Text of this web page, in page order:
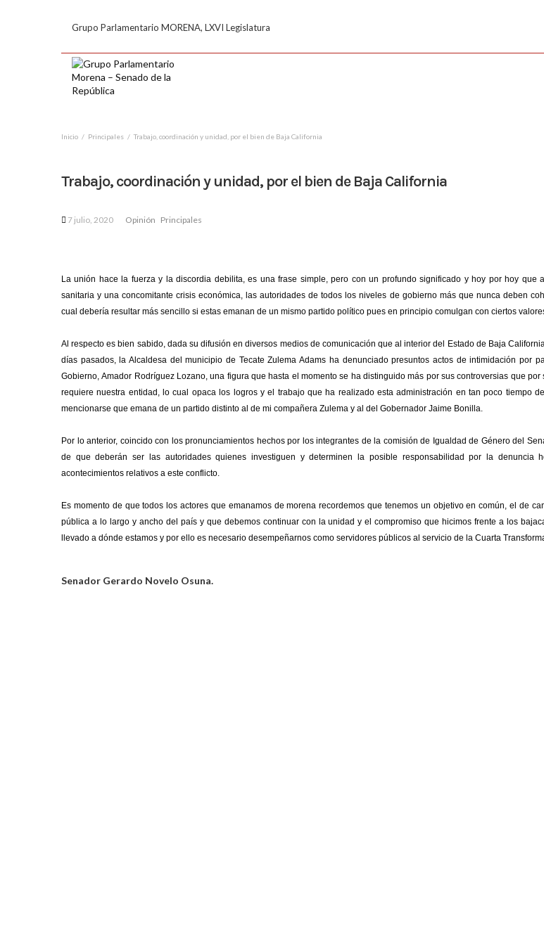
Grupo Parlamentario MORENA, LXVI Legislatura
Inicio Principales Trabajo, coordinación y unidad, por el bien de Baja California
Trabajo, coordinación y unidad, por el bien de Baja California
7 julio, 2020 Opinión Principales
La unión hace la fuerza y la discordia debilita, es una frase simple, pero con un profundo significado y hoy por hoy que
sanitaria y una concomitante crisis económica, las autoridades de todos los niveles de gobierno más que nunca deben
cual debería resultar más sencillo si estas emanan de un mismo partido político pues en principio comulgan con ciertos
Al respecto es bien sabido, dada su difusión en diversos medios de comunicación que al interior del Estado de Baja
días pasados, la Alcaldesa del municipio de Tecate Zulema Adams ha denunciado presuntos actos de intimidación por
Gobierno, Amador Rodríguez Lozano, una figura que hasta el momento se ha distinguido más por sus controversias que
requiere nuestra entidad, lo cual opaca los logros y el trabajo que ha realizado esta administración en tan poco tiempo
mencionarse que emana de un partido distinto al de mi compañera Zulema y al del Gobernador Jaime Bonilla.
Por lo anterior, coincido con los pronunciamientos hechos por los integrantes de la comisión de Igualdad de Género del
de que deberán ser las autoridades quienes investiguen y determinen la posible responsabilidad por la denuncia
acontecimientos relativos a este conflicto.
Es momento de que todos los actores que emanamos de morena recordemos que tenemos un objetivo en común, el de
pública a lo largo y ancho del país y que debemos continuar con la unidad y el compromiso que hicimos frente a los
llevado a dónde estamos y por ello es necesario desempeñarnos como servidores públicos al servicio de la Cuarta
Senador Gerardo Novelo Osuna.